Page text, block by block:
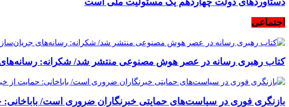
اجتماعی
کتاب رهبری رسانه در عصر هوش مصنوعی منتشر شد/ شکرانه: رسانه‌های
بازنگری فوری در سیاست‌های حمایتی خبرنگاران ضروری است/ باباخانی: